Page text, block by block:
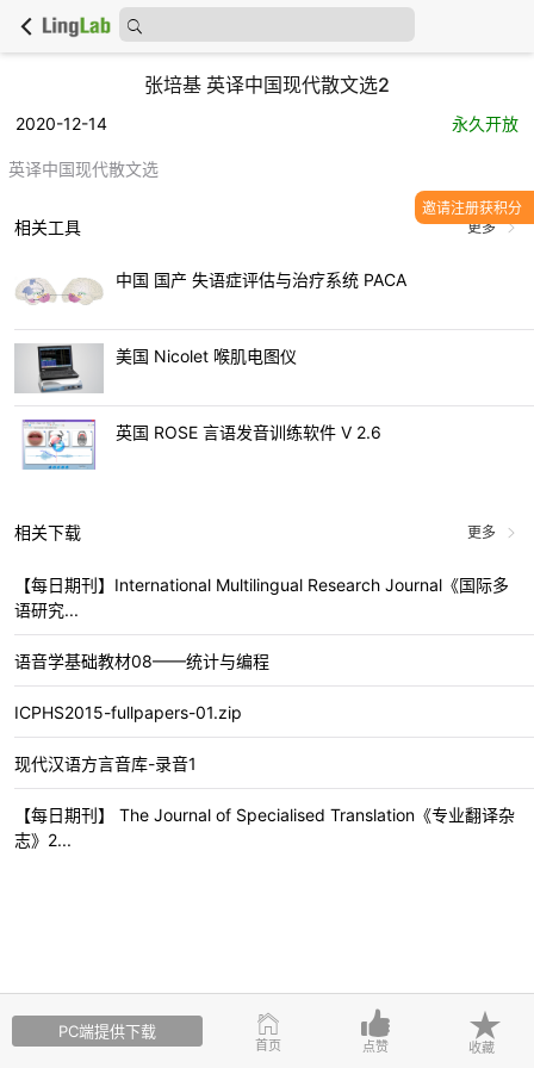
张培基 英译中国现代散文选2
2020-12-14 永久开放
英译中国现代散文选
更多
相关工具
中国 国产 失语症评估与治疗系统 PACA
美国 Nicolet 喉肌电图仪
英国 ROSE 言语发音训练软件 V 2.6
更多
相关下载
【每日期刊】International Multilingual Research Journal《国际多
语研究...
语音学基础教材08——统计与编程
ICPHS2015-fullpapers-01.zip
现代汉语方言音库-录音1
【每日期刊】 The Journal of Specialised Translation《专业翻译杂
志》2...
邀请注册获积分
PC端提供下载
首页 点赞 收藏